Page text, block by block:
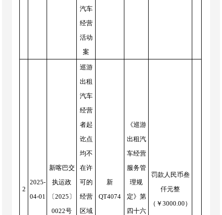
汽车
经营
活动
案
2
2025-
04-01
新喀巴交
执运政
〔2025〕
0022号
巡游
出租
汽车
经营
者起
讫点
均不
在许
可的
经营
区域
新
QT4074
《巡游
出租汽
车经营
服务管
理规
定》第
四十六
罚款人民币叁
仟元整
（￥3000.00）